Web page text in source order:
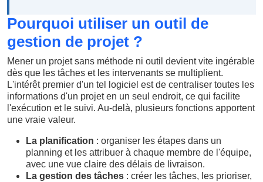
Pourquoi utiliser un outil de
gestion de projet ?
Mener un projet sans méthode ni outil devient vite ingérable
dès que les tâches et les intervenants se multiplient.
L'intérêt premier d'un tel logiciel est de centraliser toutes les
informations d'un projet en un seul endroit, ce qui facilite
l'exécution et le suivi. Au-delà, plusieurs fonctions apportent
une vraie valeur.
La planification : organiser les étapes dans un
planning et les attribuer à chaque membre de l'équipe,
avec une vue claire des délais de livraison.
La gestion des tâches : créer les tâches, les prioriser,